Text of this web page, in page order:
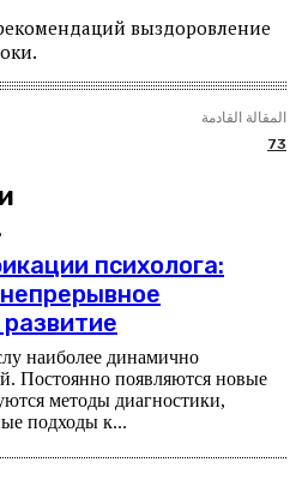
выздоровление
المقالة القادمة
73
психолога:
наиболее динамично
Постоянно появляются новые
методы диагностики,
подходы к...